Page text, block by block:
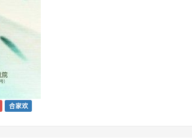
合家欢